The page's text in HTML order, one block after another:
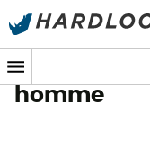
Promos d'été 🔥 -5
homme